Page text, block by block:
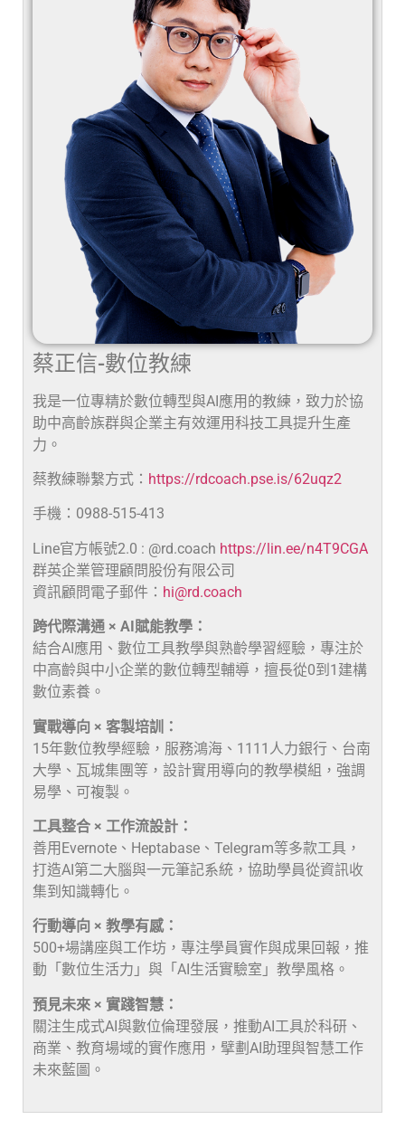
蔡正信-數位教練
我是一位專精於數位轉型與AI應用的教練，致力於協
助中高齡族群與企業主有效運用科技工具提升生產
力。
蔡教練聯繫方式： https://rdcoach.pse.is/62uqz2
手機：0988-515-413
Line官方帳號2.0 : @rd.coach https://lin.ee/n4T9CGA
群英企業管理顧問股份有限公司
資訊顧問電子郵件： hi@rd.coach
跨代際溝通 × AI賦能教學：
結合AI應用、數位工具教學與熟齡學習經驗，專注於
中高齡與中小企業的數位轉型輔導，擅長從0到1建構
數位素養。
實戰導向 × 客製培訓：
15年數位教學經驗，服務鴻海、1111人力銀行、台南
大學、瓦城集團等，設計實用導向的教學模組，強調
易學、可複製。
工具整合 × 工作流設計：
善用Evernote、Heptabase、Telegram等多款工具，
打造AI第二大腦與一元筆記系統，協助學員從資訊收
集到知識轉化。
行動導向 × 教學有感：
500+場講座與工作坊，專注學員實作與成果回報，推
動「數位生活力」與「AI生活實驗室」教學風格。
預見未來 × 實踐智慧：
關注生成式AI與數位倫理發展，推動AI工具於科研、
商業、教育場域的實作應用，擘劃AI助理與智慧工作
未來藍圖。